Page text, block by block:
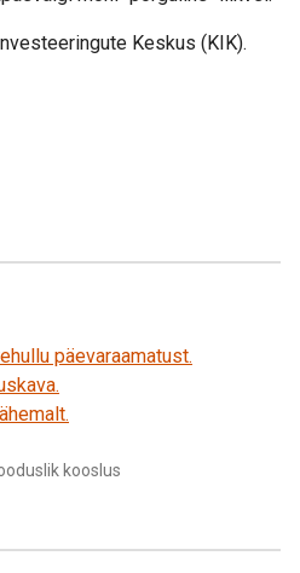
Keskus (KIK).
päevaraamatust.
kooslus